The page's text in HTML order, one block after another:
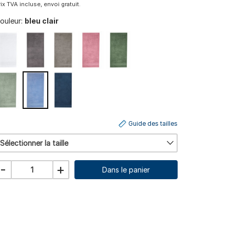
TVA incluse, envoi gratuit.
bleu clair
Sélectionner la taille
Guide des tailles
- + Dans le panier